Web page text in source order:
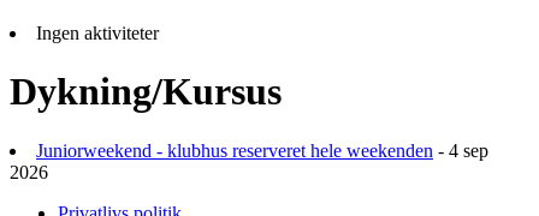
Ingen aktiviteter
Dykning/Kursus
Juniorweekend - klubhus reserveret hele weekenden - 4 sep
2026